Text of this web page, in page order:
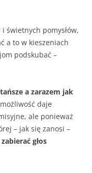
świetnych pomysłów,
a to w kieszeniach
podskubać –
a zarazem jak
daje
ale ponieważ
– jak się zanosi –
głos